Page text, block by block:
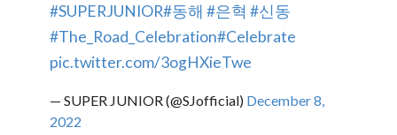
#SUPERJUNIOR#동해 #은혁 #신동
#The_Road_Celebration#Celebrate
pic.twitter.com/3ogHXieTwe
— SUPER JUNIOR (@SJofficial) December 8,
2022